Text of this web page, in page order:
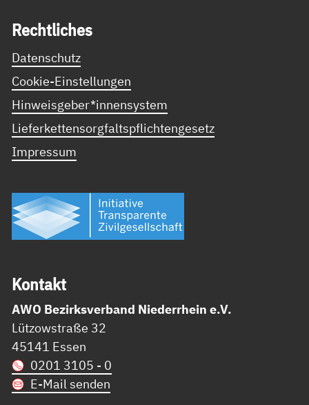
Recht­li­ches
Datenschutz
Cookie-Einstellungen
Hinweisgeber*innensystem
Lieferkettensorgfaltspflichtengesetz
Impressum
Kon­takt
AWO Bezirksverband Niederrhein e.V.
Lützowstraße 32
45141 Essen
0201 3105 - 0
E-Mail senden